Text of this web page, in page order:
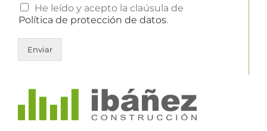
He leído y acepto la claúsula de
Política de protección de datos.
Enviar